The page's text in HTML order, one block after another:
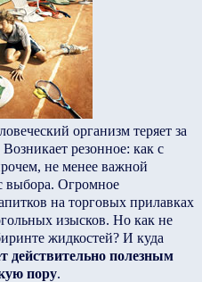
организм теряет за
резонное: как с
не менее важной
выбора. Огромное
на торговых прилавках
изысков. Но как не
жидкостей? И куда
действительно полезным
пору.